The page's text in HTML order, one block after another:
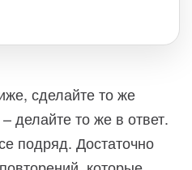
сделайте то же
делайте то же в ответ.
подряд. Достаточно